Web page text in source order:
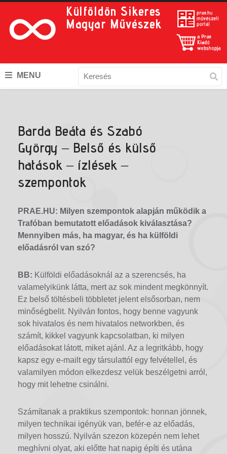
Külföldön Sikeres
Magyar Művészek
MENU
Barda Beáta és Szabó
György – Belső és külső
hatások – ízlések –
szempontok
PRAE.HU: Milyen szempontok alapján működik a
Trafóban bemutatott előadások kiválasztása?
Mennyiben más, ha magyar, és ha külföldi
előadásról van szó?
BB: Külföldi előadásoknál az a szerencsés, ha
valamelyikünk látta, mert az sok mindent megkönnyít.
Ez belső töltésbeli többletet jelent elsősorban, nem
minőségbelit. Nyilván fontos, hogy benne vagyunk
sok hivatalos és nem hivatalos networkben, és
számít, kikkel vagyunk kapcsolatban, ki milyen
előadásokat látott, miket ajánl. Az a legritkább, hogy
kapsz egy e-mailt egy társulattól egy felvétellel, és
valamilyen módon elkezdesz velük beszélgetni arról,
hogy mit lehetne csinálni.
Számítanak a praktikus szempontok: honnan jönnek,
milyen technikai igényük van, befér-e az előadás,
milyen hosszú. Nyilván szezon közepén nem lehet
meghívni olyat, aki előtte hat napig építi és utána